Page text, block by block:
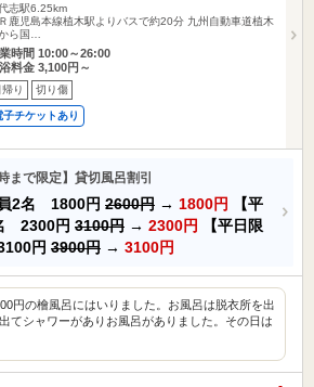
志駅6.25km
Ｒ鹿児島本線植木駅よりバスで約20分 九州自動車道植木
ら国…
時間 10:00～26:00
料金 3,100円～
帰り 切り傷
子チケットあり
まで限定】貸切風呂割引
員2名 1800円 2600円 → 1800円
【平
2300円 3100円 → 2300円
【平日限
円 3900円 → 3100円
円の檜風呂にはいりました。お風呂は脱衣所を出
てシャワーがありお風呂がありました。その日は